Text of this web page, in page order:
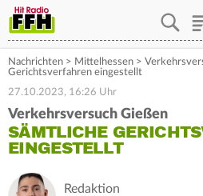
Nachrichten > Mittelhessen >
Gerichtsverfahren eingestellt
27.10.2023, 16:26 Uhr
Verkehrsversuch Gießen
SÄMTLICHE
EINGESTELLT
Redaktion